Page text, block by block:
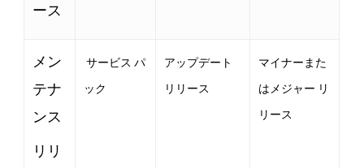
ース
メン
テナ
ンス
リリ
サービス パ
ック
アップデート
リリース
マイナーまた
はメジャー リ
リース